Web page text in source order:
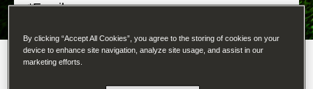
*Email
By clicking “Accept All Cookies”, you agree to the storing of cookies on your
device to enhance site navigation, analyze site usage, and assist in our
marketing efforts.